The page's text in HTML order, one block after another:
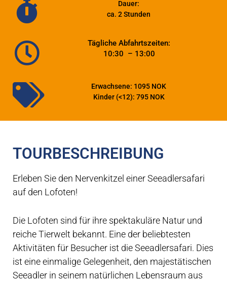
RIB-SEEADLER-SAFARI
TROLLFJORD-KREUZFAHRT
Erkunden Sie die majestätische Natur der Lofoten an
BUCHEN
Dauer:
ca. 2 Stunden
Tägliche Abfahrtszeiten:
10:30 – 13:00
Erwachsene: 1095 NOK
Kinder (<12): 795 NOK
TOURBESCHREIBUNG
Erleben Sie den Nervenkitzel einer Seeadlersafari
auf den Lofoten!
Die Lofoten sind für ihre spektakuläre Natur und
reiche Tierwelt bekannt. Eine der beliebtesten
Aktivitäten für Besucher ist die Seeadlersafari. Dies
ist eine einmalige Gelegenheit, den majestätischen
Seeadler in seinem natürlichen Lebensraum aus